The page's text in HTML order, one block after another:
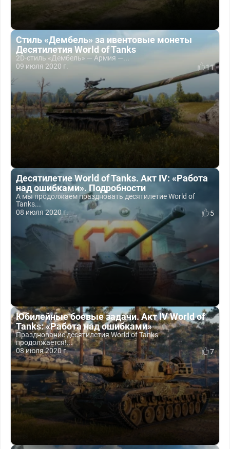
Стиль «Дембель» за ивентовые монеты
Десятилетия World of Tanks
2D-стиль «Дембель» — Армия —...
09 июля 2020 г.
11
Десятилетие World of Tanks. Акт IV: «Работа
над ошибками». Подробности
А мы продолжаем праздновать десятилетие World of
Tanks...
08 июля 2020 г.
5
Юбилейные боевые задачи. Акт IV World of
Tanks: «Работа над ошибками»
Празднование десятилетия World of Tanks
продолжается!...
08 июля 2020 г.
7